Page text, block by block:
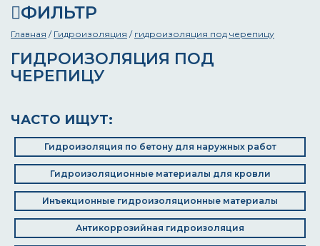
ФИЛЬТР
Главная / Гидроизоляция / гидроизоляция под черепицу
ГИДРОИЗОЛЯЦИЯ ПОД
ЧЕРЕПИЦУ
ЧАСТО ИЩУТ:
Гидроизоляция по бетону для наружных работ
Гидроизоляционные материалы для кровли
Инъекционные гидроизоляционные материалы
Антикоррозийная гидроизоляция